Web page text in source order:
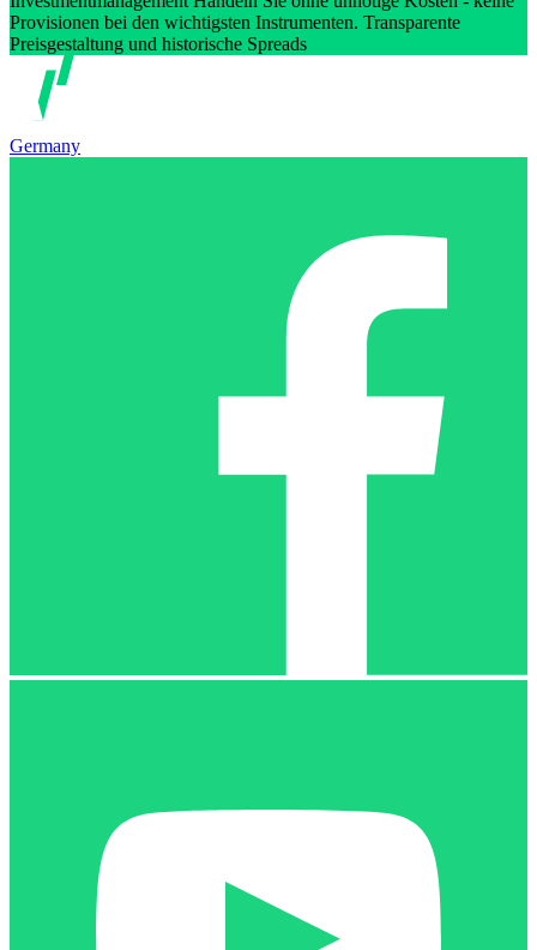
Provisionen bei den wichtigsten Instrumenten. Transparente
Preisgestaltung und historische Spreads
Germany